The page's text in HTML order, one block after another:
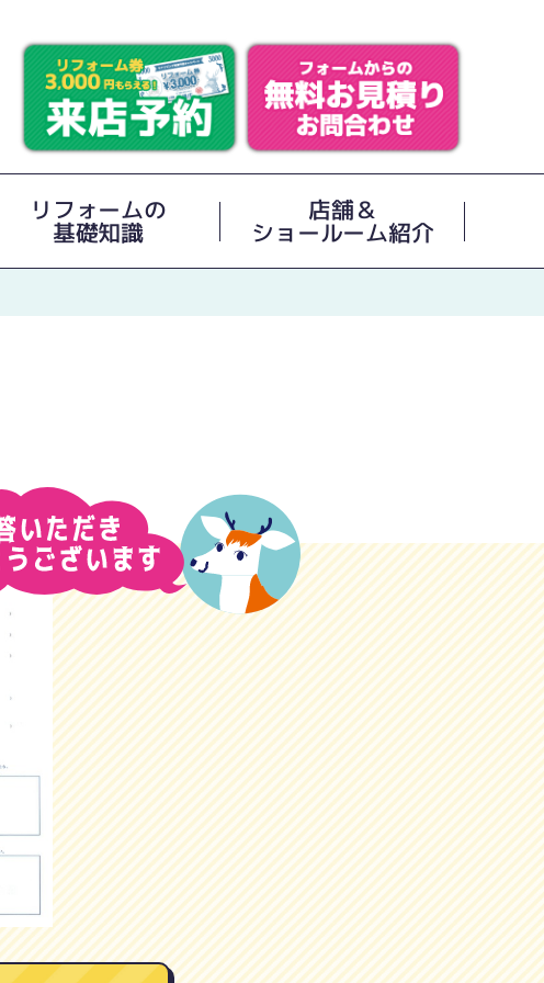
リフォームの
基礎知識
店舗＆
ショールーム紹介